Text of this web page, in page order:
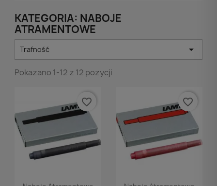
KATEGORIA: NABOJE
ATRAMENTOWE
Trafność 
Pokazano 1-12 z 12 pozycji
Podgląd
favorite_border
Podgląd
favorite_border